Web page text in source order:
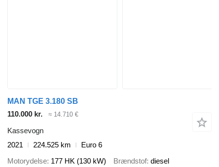
MAN TGE 3.180 SB
110.000 kr.
≈ 14.710 €
Kassevogn
2021
224.525 km
Euro 6
Motorydelse 177 HK (130 kW) Brændstof diesel